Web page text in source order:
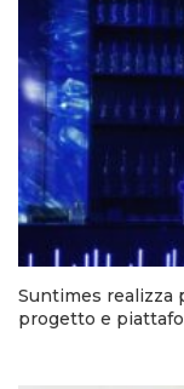
Suntimes realizza
progetto e